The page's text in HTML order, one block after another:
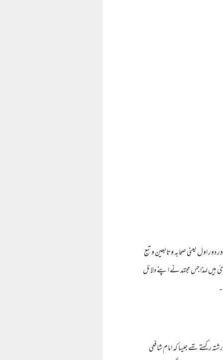
اول یعنی صحابہ وتابعین وتبع
لہذا جس مجتهد نے اپنے دلائل
رکهتے تهے جیسا کہ امام شافعی